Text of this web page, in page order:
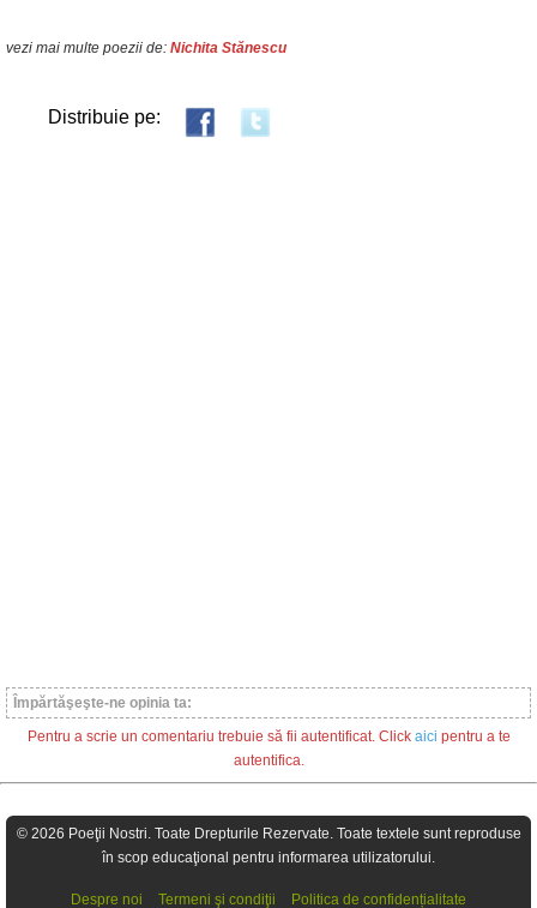
vezi mai multe poezii de: Nichita Stănescu
Distribuie pe:
Împărtăşeşte-ne opinia ta:
Pentru a scrie un comentariu trebuie să fii autentificat. Click aici pentru a te
autentifica.
© 2026 Poeţii Nostri. Toate Drepturile Rezervate. Toate textele sunt reproduse
în scop educaţional pentru informarea utilizatorului.
Despre noi Termeni şi condiţii Politica de confidențialitate